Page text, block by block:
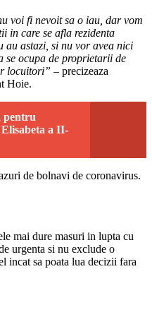
voi fi nevoit sa o iau, dar vom
in care se afla rezidenta
astazi, si nu vor avea nici
se ocupa de proprietarii de
locuitori” – precizeaza
Hoie.
pentru
a II-
de bolnavi de coronavirus.
mai dure masuri in lupta cu
urgenta si nu exclude o
incat sa poata lua decizii fara